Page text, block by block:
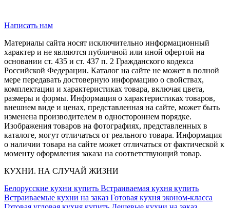
Написать нам
Материалы сайта носят исключительно информационный
характер и не являются публичной или иной офертой на
основании ст. 435 и ст. 437 п. 2 Гражданского кодекса
Российской Федерации. Каталог на сайте не может в полной
мере передавать достоверную информацию о свойствах,
комплектации и характеристиках товара, включая цвета,
размеры и формы. Информация о характеристиках товаров,
внешнем виде и ценах, представленная на сайте, может быть
изменена производителем в одностороннем порядке.
Изображения товаров на фотографиях, представленных в
каталоге, могут отличаться от реального товара. Информация
о наличии товара на сайте может отличаться от фактической к
моменту оформления заказа на соответствующий товар.
КУХНИ. НА СЛУЧАЙ ЖИЗНИ
Белорусские кухни купить Встраиваемая кухня купить
Встраиваемые кухни на заказ Готовая кухня эконом-класса